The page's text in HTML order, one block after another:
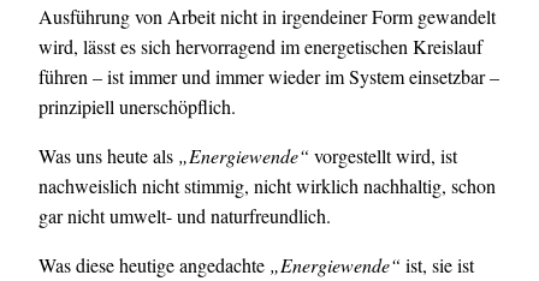
Ausführung von Arbeit nicht in irgendeiner Form gewandelt
wird, lässt es sich hervorragend im energetischen Kreislauf
führen – ist immer und immer wieder im System einsetzbar –
prinzipiell unerschöpflich.
Was uns heute als „Energiewende“ vorgestellt wird, ist
nachweislich nicht stimmig, nicht wirklich nachhaltig, schon
gar nicht umwelt- und naturfreundlich.
Was diese heutige angedachte „Energiewende“ ist, sie ist